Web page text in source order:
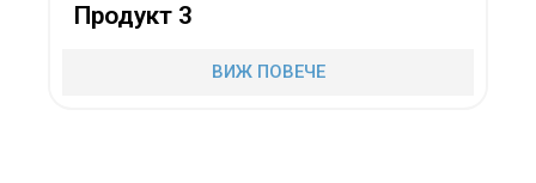
Продукт 3
ВИЖ ПОВЕЧЕ